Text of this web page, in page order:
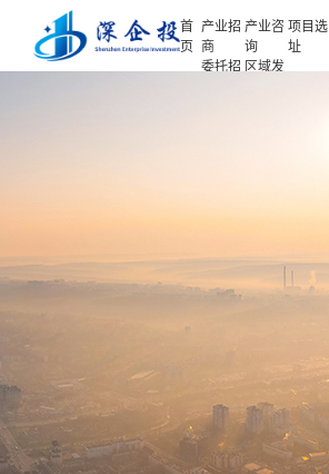
首
页
产业招
商
委托招
产业咨
询
区域发
专题研
究
项目选
址
新闻中心